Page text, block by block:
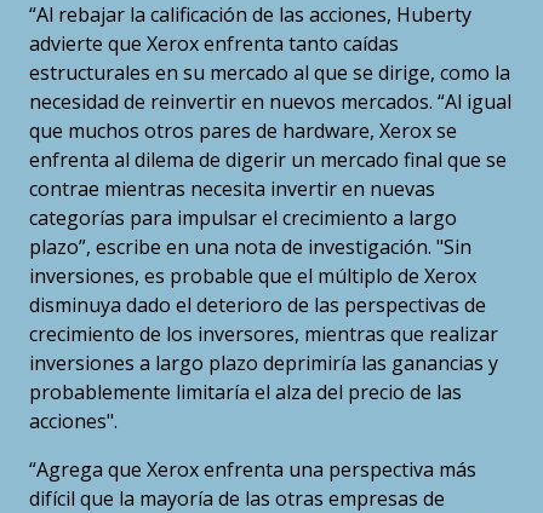
“Al rebajar la calificación de las acciones, Huberty
advierte que Xerox enfrenta tanto caídas
estructurales en su mercado al que se dirige, como la
necesidad de reinvertir en nuevos mercados. “Al igual
que muchos otros pares de hardware, Xerox se
enfrenta al dilema de digerir un mercado final que se
contrae mientras necesita invertir en nuevas
categorías para impulsar el crecimiento a largo
plazo”, escribe en una nota de investigación. "Sin
inversiones, es probable que el múltiplo de Xerox
disminuya dado el deterioro de las perspectivas de
crecimiento de los inversores, mientras que realizar
inversiones a largo plazo deprimiría las ganancias y
probablemente limitaría el alza del precio de las
acciones".
“Agrega que Xerox enfrenta una perspectiva más
difícil que la mayoría de las otras empresas de